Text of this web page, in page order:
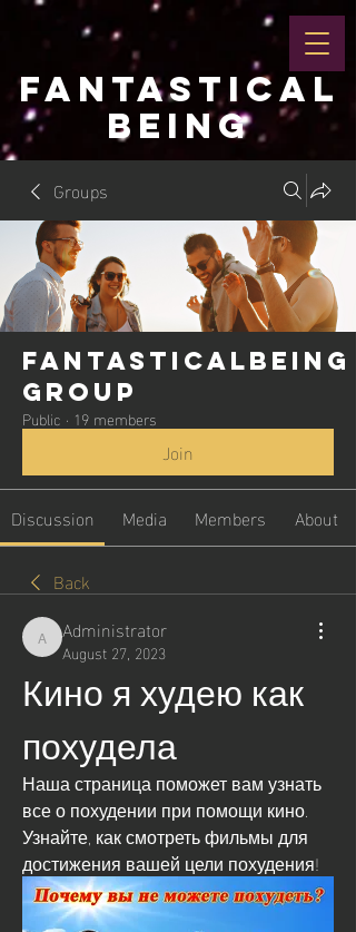
FANTASTICAL
BEING
Groups
Fantasticalbeing
Group
Public · 19 members
Join
Discussion Media Members
About
Back
Administrator
Administrator
August 27, 2023
Кино я худею как
похудела
Наша страница поможет вам узнать
все о похудении при помощи кино.
Узнайте, как смотреть фильмы для
достижения вашей цели похудения!